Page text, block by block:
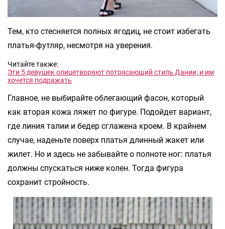
Тем, кто стесняется полных ягодиц, не стоит избегать
платья-футляр, несмотря на уверения.
Читайте также:
Эти 5 девушек олицетворяют потрясающий стиль Дании, и им
хочется подражать
Главное, не выбирайте облегающий фасон, который
как вторая кожа ляжет по фигуре. Подойдет вариант,
где линия талии и бедер сглажена кроем. В крайнем
случае, наденьте поверх платья длинный жакет или
жилет. Но и здесь не забывайте о полноте ног: платья
должны спускаться ниже колен. Тогда фигура
сохранит стройность.